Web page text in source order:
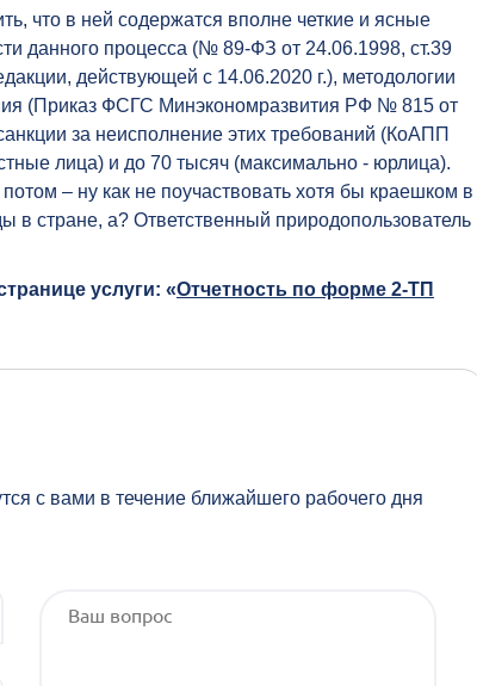
что в ней содержатся вполне четкие и ясные
данного процесса (№ 89-ФЗ от 24.06.1998, ст.39
действующей с 14.06.2020 г.), методологии
(Приказ ФСГС Минэкономразвития РФ № 815 от
за неисполнение этих требований (КоАПП
лица) и до 70 тысяч (максимально - юрлица).
– ну как не поучаствовать хотя бы краешком в
в стране, а? Ответственный природопользователь
услуги: «Отчетность по форме 2-ТП
с вами в течение ближайшего рабочего дня